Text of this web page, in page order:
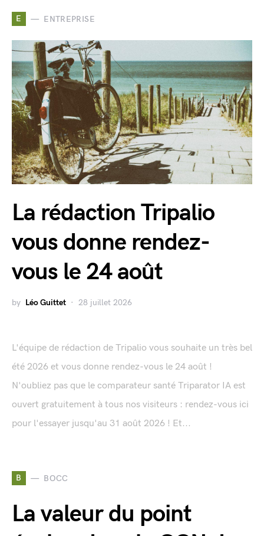
E ENTREPRISE
La rédaction Tripalio
vous donne rendez-
vous le 24 août
by Léo Guittet 28 juillet 2026
L'équipe de rédaction de Tripalio vous souhaite un très bel
été 2026 et vous donne rendez-vous le 24 août !
N'oubliez pas que le comparateur santé Triparator IA est
ouvert gratuitement à tous nos visiteurs : rendez-vous ici
pour l'essayer jusqu'au 31 août 2026 ! Et...
B BOCC
La valeur du point